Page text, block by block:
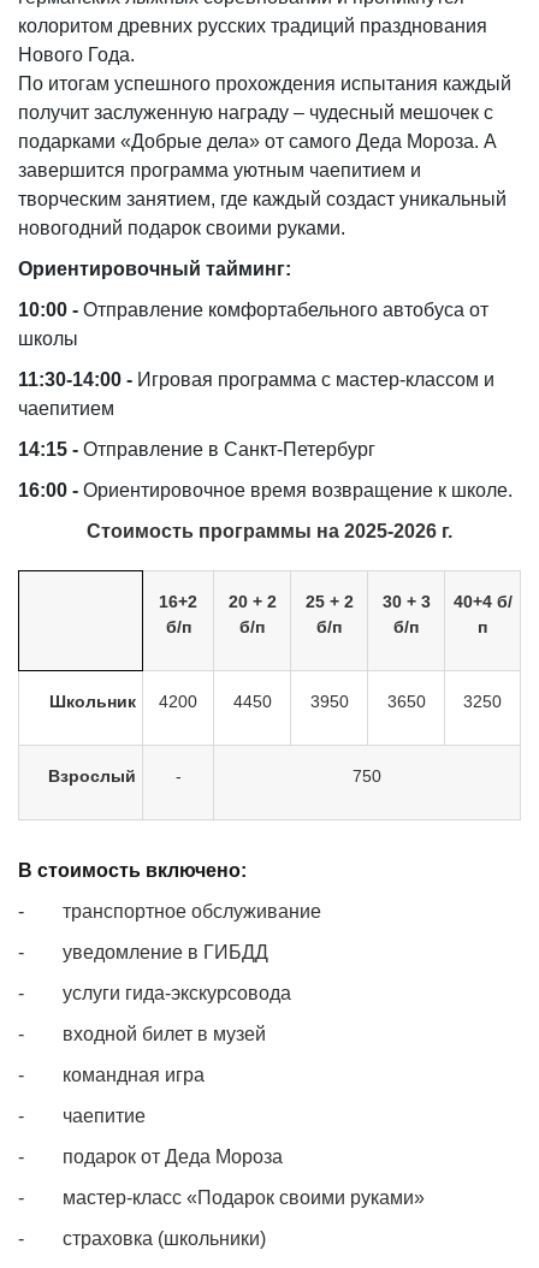
колоритом древних русских традиций празднования
Нового Года.
По итогам успешного прохождения испытания каждый
получит заслуженную награду – чудесный мешочек с
подарками «Добрые дела» от самого Деда Мороза. А
завершится программа уютным чаепитием и
творческим занятием, где каждый создаст уникальный
новогодний подарок своими руками.
Ориентировочный тайминг:
10:00 - Отправление комфортабельного автобуса от
школы
11:30-14:00 - Игровая программа с мастер-классом и
чаепитием
14:15 - Отправление в Санкт-Петербург
16:00 - Ориентировочное время возвращение к школе.
Стоимость программы на 2025-2026 г.
16+2
б/п
20 + 2
б/п
25 + 2
б/п
30 + 3
б/п
40+4 б/
п
Школьник 4200 4450 3950 3650 3250
Взрослый - 750
В стоимость включено:
- транспортное обслуживание
- уведомление в ГИБДД
- услуги гида-экскурсовода
- входной билет в музей
- командная игра
- чаепитие
- подарок от Деда Мороза
- мастер-класс «Подарок своими руками»
- страховка (школьники)